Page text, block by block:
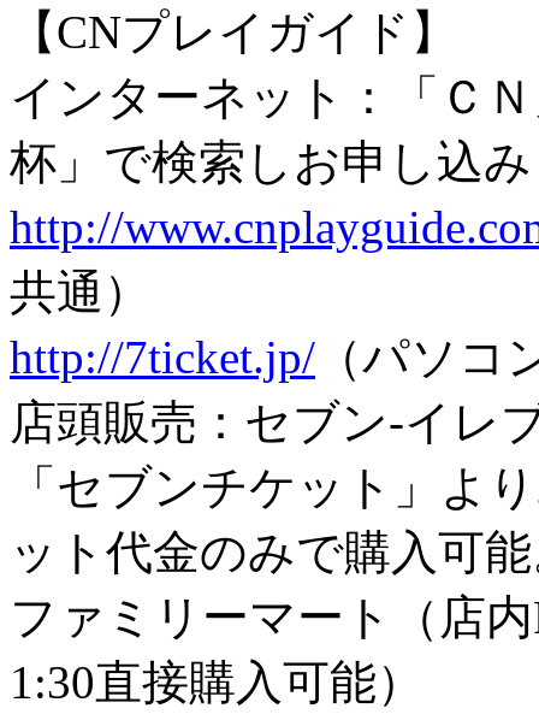
【CNプレイガイド】
インターネット：「Ｃ
杯」で検索しお申し込
http://
共通）
http://7ticket.jp/ （パソコ
店頭販売：セブン-イレ
「セブンチケット」よ
ット代金のみで購入可
ファミリーマート（店
1:30直接購入可能）